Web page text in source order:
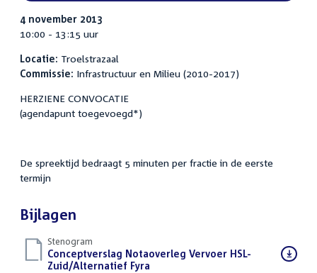
4 november 2013
10:00 - 13:15 uur
Locatie: Troelstrazaal
Commissie: Infrastructuur en Milieu (2010-2017)
HERZIENE CONVOCATIE
(agendapunt toegevoegd*)
De spreektijd bedraagt 5 minuten per fractie in de eerste
termijn
Bijlagen
Stenogram
Download
bestand:
Conceptverslag Notaoverleg Vervoer HSL-
Zuid/Alternatief Fyra